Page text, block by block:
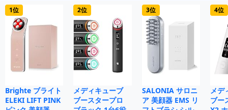
1位
Brighte ブライト
ELEKI LIFT PINK
2位
メディキューブ
ブースタープロ
3位
SALONIA サロニ
ア 美顔器 EMS リ
4位
メデ
ブー